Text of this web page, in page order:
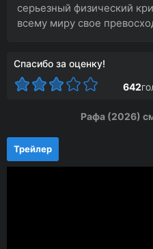
серьезный физический
всему миру свое
Спасибо за оценку!
642
Рафа (2026)
Трейлер